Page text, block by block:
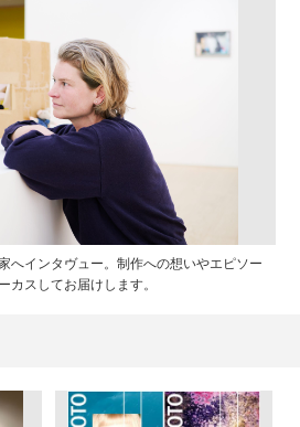
へインタヴュー。制作への想いやエピソー
カスしてお届けします。